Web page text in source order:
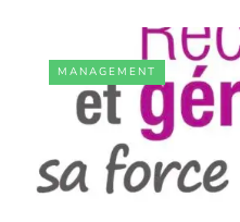
MANAGEMENT